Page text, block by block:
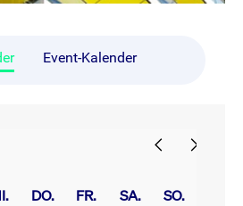
Event-Kalender
DO. FR. SA. SO.